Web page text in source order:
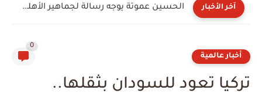
آخر الأخبار الحسين عموتة يوجه رسالة لجماهير الأهلي بعد توليه القيادة...
أخبار عالمية
0
تركيا تعود للسودان بثقلها..